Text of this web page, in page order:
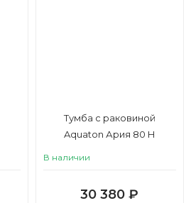
Тумба с раковиной
Aquaton Ария 80 Н
В наличии
30 380 ₽